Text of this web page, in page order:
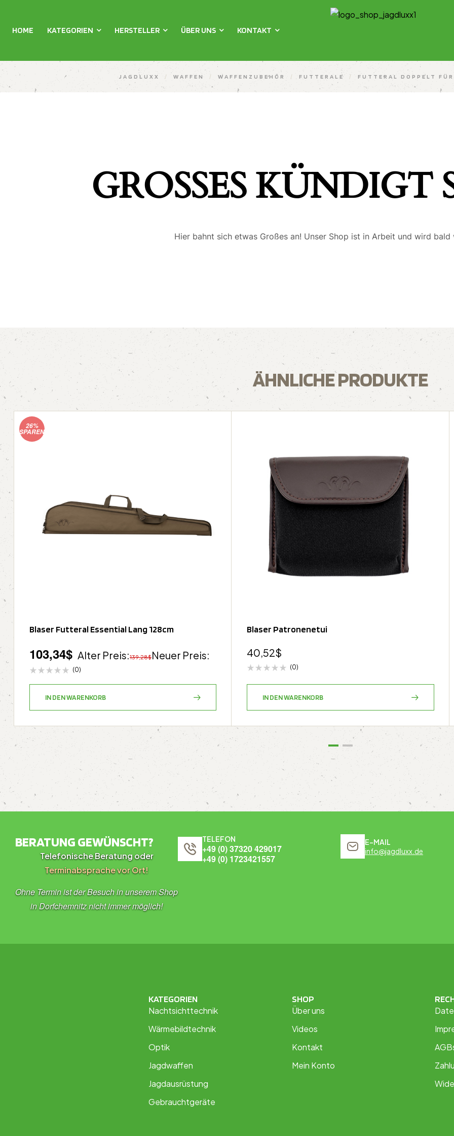
HOME KATEGORIEN HERSTELLER ÜBER UNS KONTAKT
JAGDLUXX / WAFFEN / WAFFENZUBEHÖR / FUTTERALE / FUTTERAL DOPPELT
GROSSES KÜNDIGT
Hier bahnt sich etwas Großes an! Unser Shop ist in Arbeit und wird
ÄHNLICHE PRODUKTE
26%
SPAREN
Blaser Futteral Essential Lang 128cm
Alter Preis:139,28$Neuer Preis:
103,34$
(0)
IN DEN WARENKORB
Blaser Patronenetui
40,52$
(0)
IN DEN WARENKORB
BERATUNG GEWÜNSCHT?
Telefonische Beratung oder
Terminabsprache vor Ort!
Ohne Termin ist der Besuch in unserem Shop
in Dorfchemnitz nicht immer möglich!
TELEFON
+49 (0) 37320 429017
+49 (0) 1723421557
E-MAIL
info@jagdluxx.de
KATEGORIEN
Nachtsichttechnik
Wärmebildtechnik
Optik
Jagdwaffen
Jagdausrüstung
Gebrauchtgeräte
SHOP
Über uns
Videos
Kontakt
Mein Konto